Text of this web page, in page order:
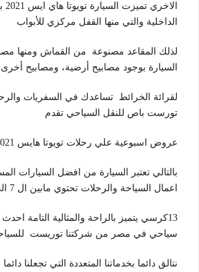
الداخلية والتي منها القفل مركزي للأبواب
لذلك المقاعد مصنوعة من القماش ومنها
السيارة بوجود مصابيح أرضية، ومصابيح أخرى
لقرائة الخرائط تساعدك في السفريات
تورست باص للنقل السياحي تقدم
عروض اسبوعية علي رحلات تويوتا هايس 2021
بالتالي تعتبر السيارة من افضل السيارات
اعمال السياحة والرحلات تحتوي مابين ال 7 الي
13كرسي يتميز بالراحة والمثالية التامة
سياحي في مصر من شركتنا توريست
نتالق دائما بخدماتنا المتعددة التي تجعلنا